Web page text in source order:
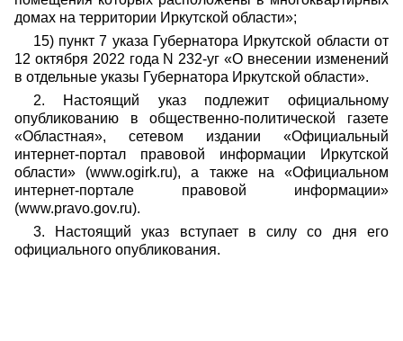
домах на территории Иркутской области»;
15) пункт 7 указа Губернатора Иркутской области от
12 октября 2022 года N 232-уг «О внесении изменений
в отдельные указы Губернатора Иркутской области».
2. Настоящий указ подлежит официальному
опубликованию в общественно-политической газете
«Областная», сетевом издании «Официальный
интернет-портал правовой информации Иркутской
области» (www.ogirk.ru),а также на «Официальном
интернет-портале правовой информации»
(www.pravo.gov.ru).
3.
Настоящий указ вступает в силу со дня его
официального опубликования.